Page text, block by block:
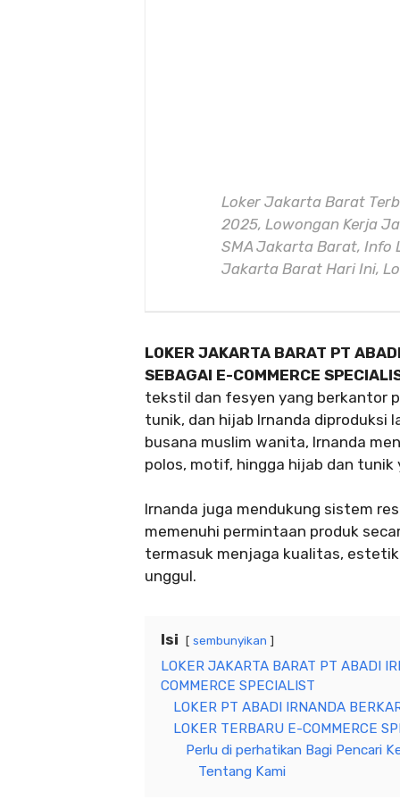
Loker Jakarta Barat
2025, Lowongan Kerja
SMA Jakarta Barat, Info
Jakarta Barat Hari Ini,
LOKER JAKARTA BARAT PT
SEBAGAI E-COMMERCE
tekstil dan fesyen yang berkantor
tunik, dan hijab Irnanda diproduksi
busana muslim wanita, Irnanda
polos, motif, hingga hijab dan
Irnanda juga mendukung sistem
memenuhi permintaan produk
termasuk menjaga kualitas,
unggul.
Isi sembunyikan
LOKER JAKARTA BARAT PT ABADI
COMMERCE SPECIALIST
LOKER PT ABADI IRNANDA
LOKER TERBARU E-COMMERCE
Perlu di perhatikan Bagi Pencari
Tentang Kami